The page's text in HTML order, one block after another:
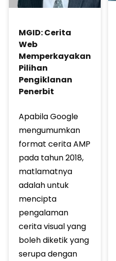
MGID: Cerita
Web
Memperkayakan
Pilihan
Pengiklanan
Penerbit
Apabila Google
mengumumkan
format cerita AMP
pada tahun 2018,
matlamatnya
adalah untuk
mencipta
pengalaman
cerita visual yang
boleh diketik yang
serupa dengan